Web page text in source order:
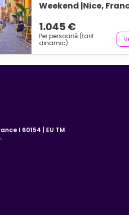
Weekend |Nice,
1.045 €
Per persoană (tarif
dinamic)
I 60154 | EU TM